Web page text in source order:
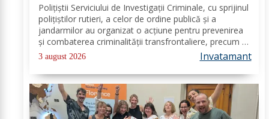
Polițiștii Serviciului de Investigații Criminale, cu sprijinul
polițiștilor rutieri, a celor de ordine publică și a
jandarmilor au organizat o acțiune pentru prevenirea
și combaterea criminalității transfrontaliere, precum și
pentru combaterea traficului și furturilor de
autovehicule, pe raza...
3 august 2026 Invatamant